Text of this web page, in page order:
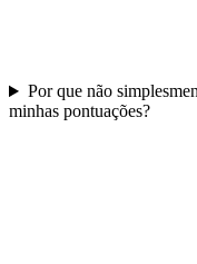
Por que não
minhas pontuações?